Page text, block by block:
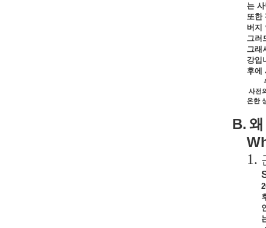
는 사
또한
버지
그러
그래
강입
후에
사전
온한
B. 왜
1.